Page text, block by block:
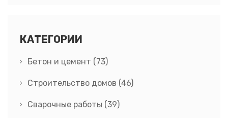
КАТЕГОРИИ
Бетон и цемент (73)
Строительство домов (46)
Сварочные работы (39)